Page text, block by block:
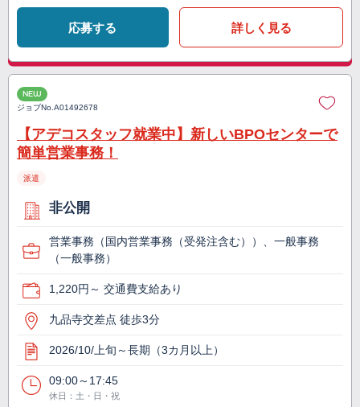
応募する 詳しく見る
NEW
ジョブNo.A01492678
【アデコスタッフ就業中】新しいBPOセンターで
簡単営業事務！
派遣
非公開
営業事務（国内営業事務（受発注含む））、一般事務
（一般事務）
1,220円～ 交通費支給あり
九品寺交差点 徒歩3分
2026/10/上旬～長期（3カ月以上）
09:00～17:45
休日：土・日・祝